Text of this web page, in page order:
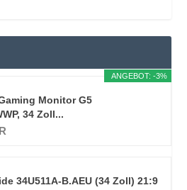
ANGEBOT: -3%
Monitor G5
34 Zoll...
34U511A-B.AEU (34 Zoll) 21:9